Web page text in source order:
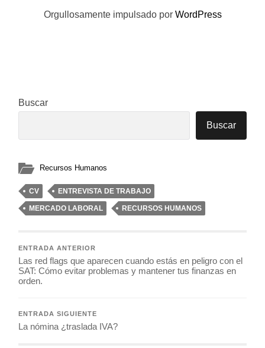
Orgullosamente impulsado por WordPress
Buscar
Buscar
Recursos Humanos
CV ENTREVISTA DE TRABAJO
MERCADO LABORAL RECURSOS HUMANOS
ENTRADA ANTERIOR
Las red flags que aparecen cuando estás en peligro con el
SAT: Cómo evitar problemas y mantener tus finanzas en
orden.
ENTRADA SIGUIENTE
La nómina ¿traslada IVA?